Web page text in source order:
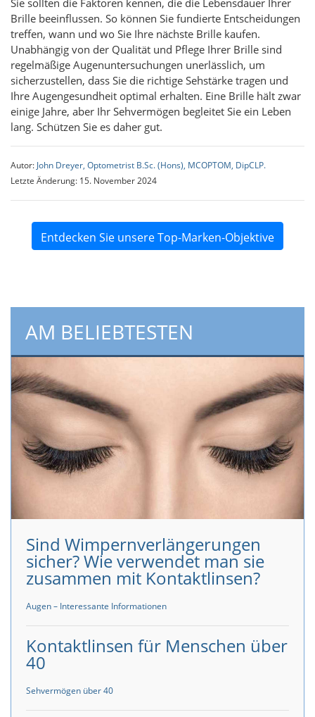
Brille beeinflussen. So können Sie fundierte Entscheidungen
treffen, wann und wo Sie Ihre nächste Brille kaufen.
Unabhängig von der Qualität und Pflege Ihrer Brille sind
regelmäßige Augenuntersuchungen unerlässlich, um
sicherzustellen, dass Sie die richtige Sehstärke tragen und
Ihre Augengesundheit optimal erhalten. Eine Brille hält zwar
einige Jahre, aber Ihr Sehvermögen begleitet Sie ein Leben
lang. Schützen Sie es daher gut.
Autor: John Dreyer, Optometrist B.Sc. (Hons), MCOPTOM, DipCLP.
Letzte Änderung: 15. November 2024
Entdecken Sie unsere Top-Marken-Objektive
AM BELIEBTESTEN
Sind Wimpernverlängerungen
sicher? Wie verwendet man sie
zusammen mit Kontaktlinsen?
Augen – Interessante Informationen
Kontaktlinsen für Menschen über
40
Sehvermögen über 40